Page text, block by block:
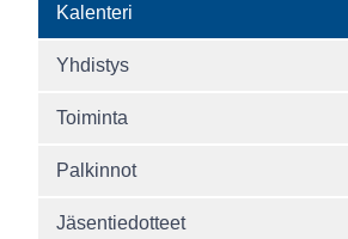
Kalenteri
Yhdistys
Toiminta
Palkinnot
Jäsentiedotteet